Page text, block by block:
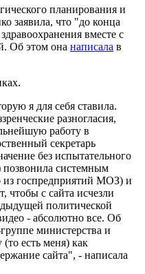
планирования и
заявила, что "до конца
вместе с
Об этом она написала в
я для себя ставила.
разногласия,
работу в
секретарь
без испытательного
системным
из госпредприятий МОЗ) и
чтобы с сайта исчезли
политической
- абсолютно все. Об
министерства и
есть меня) как
сайта", - написала